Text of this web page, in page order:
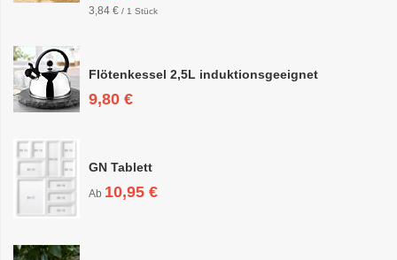
3,84 € / 1 Stück
Flötenkessel 2,5L induktionsgeeignet
9,80 €
GN Tablett
Ab 10,95 €